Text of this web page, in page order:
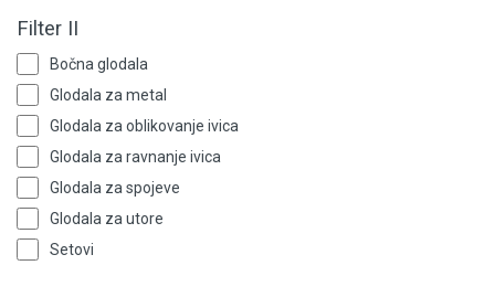
RASPRODAJA
Rasvjeta
Tehnička hemija i kućni program
Videonadzor
Vijčana roba
Filter II
Bočna glodala
Glodala za metal
Glodala za oblikovanje ivica
Glodala za ravnanje ivica
Glodala za spojeve
Glodala za utore
Setovi